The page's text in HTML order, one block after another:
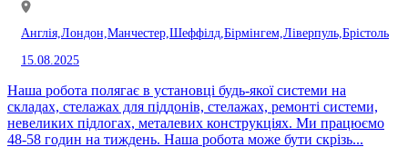
Англія, Лондон, Манчестер, Шеффілд, Бірмінгем, Ліверпуль, Брістоль
15.08.2025
Наша робота полягає в установці будь-якої системи на
складах, стелажах для піддонів, стелажах, ремонті системи,
невеликих підлогах, металевих конструкціях. Ми працюємо
48-58 годин на тиждень. Наша робота може бути скрізь...